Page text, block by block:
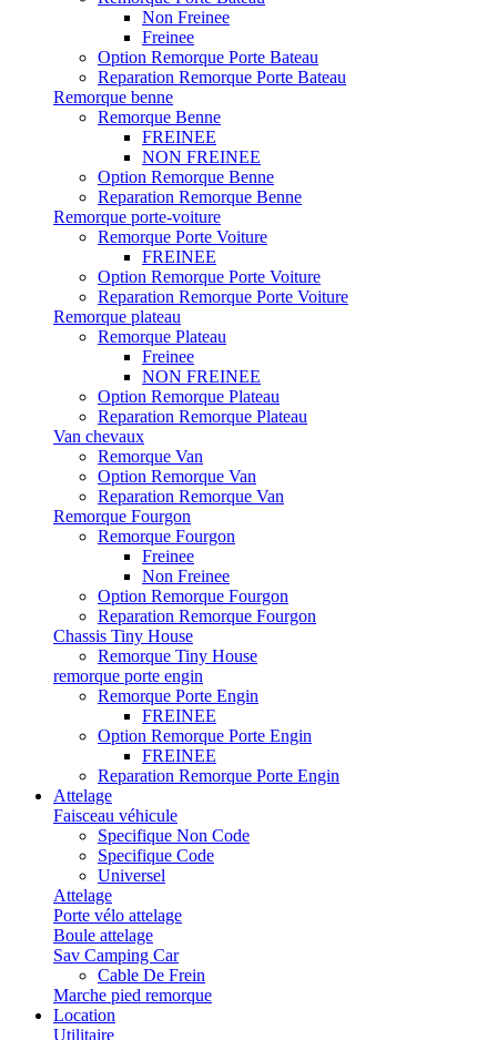
Non Freinee
Freinee
Option Remorque Porte Bateau
Reparation Remorque Porte Bateau
Remorque benne
Remorque Benne
FREINEE
NON FREINEE
Option Remorque Benne
Reparation Remorque Benne
Remorque porte-voiture
Remorque Porte Voiture
FREINEE
Option Remorque Porte Voiture
Reparation Remorque Porte Voiture
Remorque plateau
Remorque Plateau
Freinee
NON FREINEE
Option Remorque Plateau
Reparation Remorque Plateau
Van chevaux
Remorque Van
Option Remorque Van
Reparation Remorque Van
Remorque Fourgon
Remorque Fourgon
Freinee
Non Freinee
Option Remorque Fourgon
Reparation Remorque Fourgon
Chassis Tiny House
Remorque Tiny House
remorque porte engin
Remorque Porte Engin
FREINEE
Option Remorque Porte Engin
FREINEE
Reparation Remorque Porte Engin
Attelage
Faisceau véhicule
Specifique Non Code
Specifique Code
Universel
Attelage
Porte vélo attelage
Boule attelage
Sav Camping Car
Cable De Frein
Marche pied remorque
Location
Utilitaire